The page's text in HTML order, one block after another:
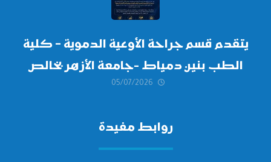
يتقدم قسم جراحة الأوعية الدموية – كلية
الطب بنين دمياط -جامعة الأزهر بخالص
التهنئة وأصدق الأمنيات إلى الأستاذ
05/07/2026
روابط مفيدة